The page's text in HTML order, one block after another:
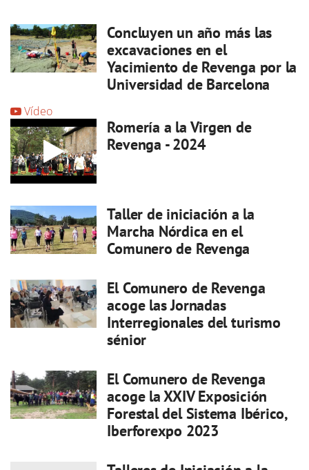
Concluyen un año más las
excavaciones en el
Yacimiento de Revenga por la
Universidad de Barcelona
Vídeo
Romería a la Virgen de
Revenga - 2024
Taller de iniciación a la
Marcha Nórdica en el
Comunero de Revenga
El Comunero de Revenga
acoge las Jornadas
Interregionales del turismo
sénior
El Comunero de Revenga
acoge la XXIV Exposición
Forestal del Sistema Ibérico,
Iberforexpo 2023